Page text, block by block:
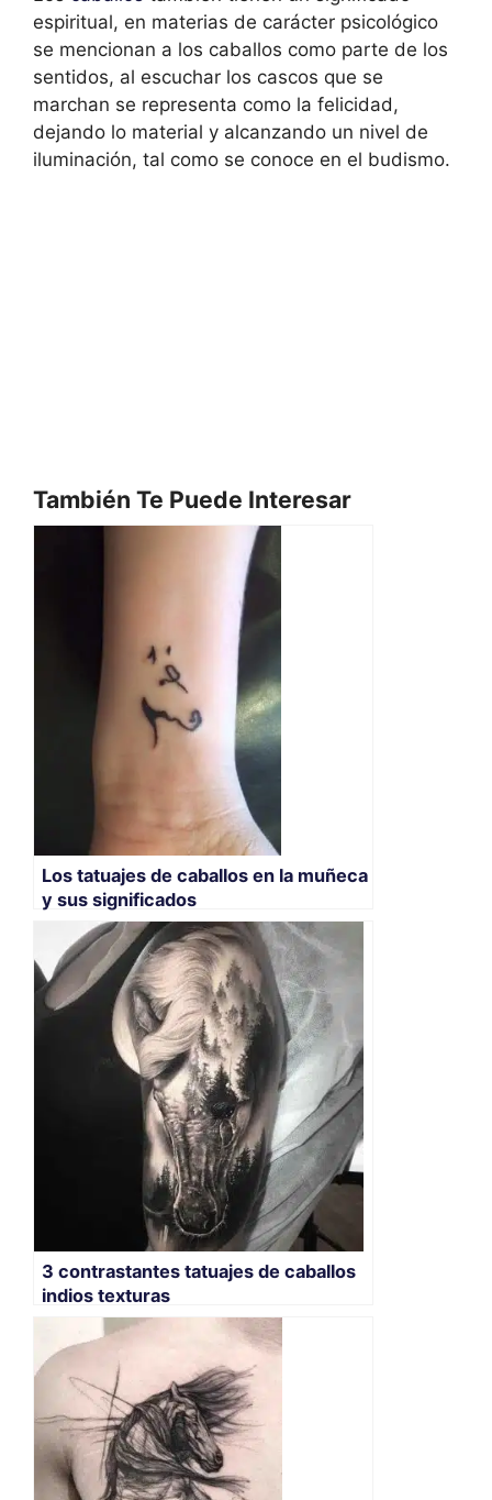
espiritual, en materias de carácter psicológico
se mencionan a los caballos como parte de los
sentidos, al escuchar los cascos que se
marchan se representa como la felicidad,
dejando lo material y alcanzando un nivel de
iluminación, tal como se conoce en el budismo.
También Te Puede Interesar
Los tatuajes de caballos en la muñeca
y sus significados
3 contrastantes tatuajes de caballos
indios texturas